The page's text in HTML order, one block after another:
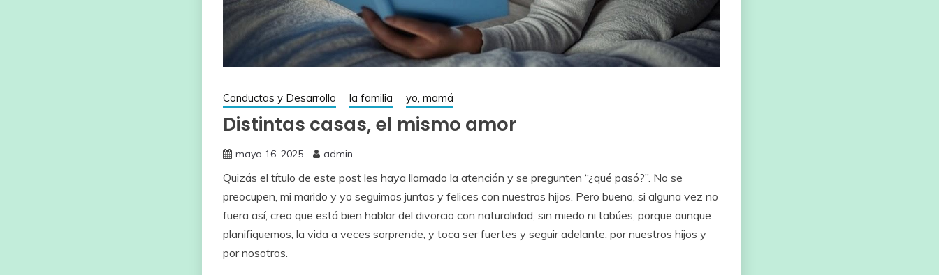
Conductas y Desarrollo la familia yo, mamá
Distintas casas, el mismo amor
mayo 16, 2025 admin
Quizás el título de este post les haya llamado la atención y se pregunten “¿qué pasó?”. No se
preocupen, mi marido y yo seguimos juntos y felices con nuestros hijos. Pero bueno, si alguna vez no
fuera así, creo que está bien hablardel divorcio con naturalidad, sin miedo ni tabúes, porque aunque
planifiquemos, la vida a veces sorprende, y toca ser fuertes y seguir adelante, por nuestros hijos y
por nosotros.